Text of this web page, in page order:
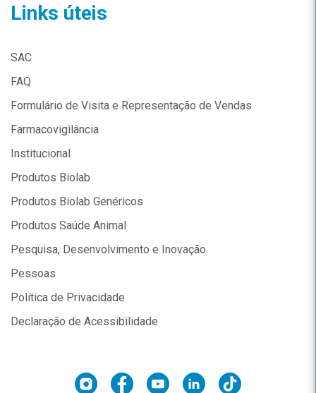
Links úteis
SAC
FAQ
Formulário de Visita e Representação de Vendas
Farmacovigilância
Institucional
Produtos Biolab
Produtos Biolab Genéricos
Produtos Saúde Animal
Pesquisa, Desenvolvimento e Inovação
Pessoas
Política de Privacidade
Declaração de Acessibilidade